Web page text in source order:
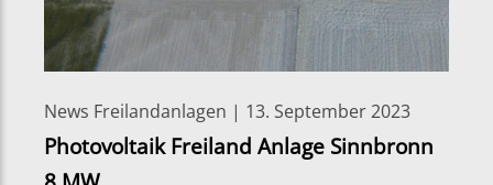
News Freilandanlagen | 13. September 2023
Photovoltaik Freiland Anlage Sinnbronn